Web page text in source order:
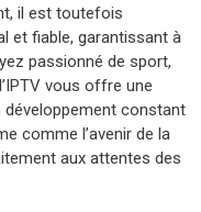
il est toutefois
et fiable, garantissant à
passionné de sport,
vous offre une
constant
comme l’avenir de la
aux attentes des